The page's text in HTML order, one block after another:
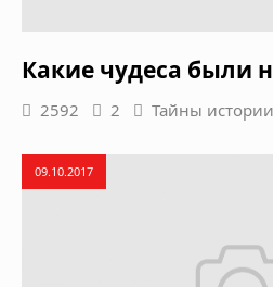
Какие чудеса были
2592 2 Тайны истории
09.10.2017